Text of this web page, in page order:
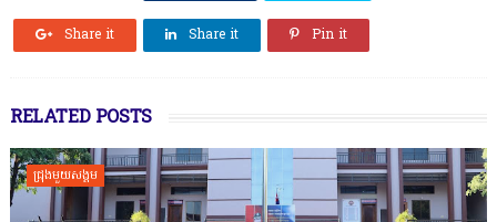
Share it Share it Pin it
RELATED POSTS
ជ្រុងមួយសង្គម